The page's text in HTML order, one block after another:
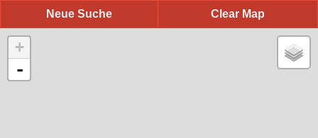
Clear Map
Neue Suche
+
-